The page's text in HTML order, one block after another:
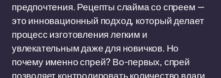
предпочтения. Рецепты слайма со спреем —
это инновационный подход, который делает
процесс изготовления легким и
увлекательным даже для новичков. Но
почему именно спрей? Во-первых, спрей